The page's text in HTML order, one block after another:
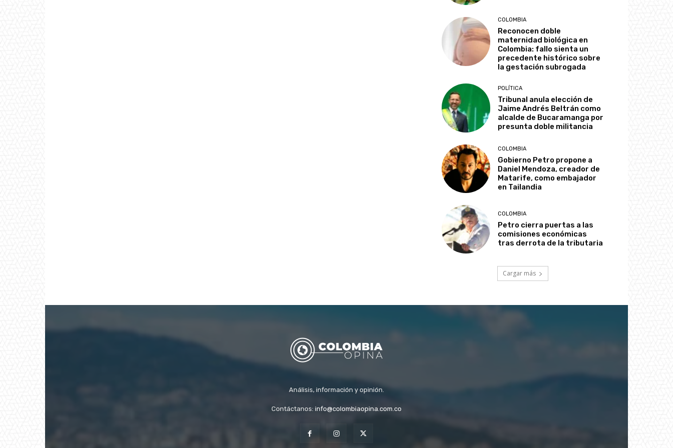
COLOMBIA
Reconocen doble
maternidad biológica en
Colombia: fallo sienta un
precedente histórico sobre
la gestación subrogada
POLÍTICA
Tribunal anula elección de
Jaime Andrés Beltrán como
alcalde de Bucaramanga por
presunta doble militancia
COLOMBIA
Gobierno Petro propone a
Daniel Mendoza, creador de
Matarife, como embajador
en Tailandia
COLOMBIA
Petro cierra puertas a las
comisiones económicas
tras derrota de la tributaria
Cargar más
Análisis, información y opinión.
Contáctanos: info@colombiaopina.com.co